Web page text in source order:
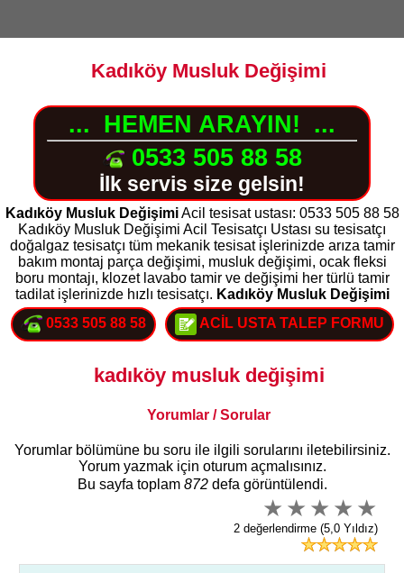
Kadıköy Musluk Değişimi
... HEMEN ARAYIN! ...
0533 505 88 58
İlk servis size gelsin!
Kadıköy Musluk DeğişimiAcil tesisat ustası: 0533 505 88 58
Kadıköy Musluk Değişimi Acil Tesisatçı Ustası su tesisatçı
doğalgaz tesisatçı tüm mekanik tesisat işlerinizde arıza tamir
bakım montaj parça değişimi, musluk değişimi, ocak fleksi
boru montajı, klozet lavabo tamir ve değişimi her türlü tamir
tadilat işlerinizde hızlı tesisatçı. Kadıköy Musluk Değişimi
0533 505 88 58
ACİL USTA TALEP FORMU
kadıköy musluk değişimi
Yorumlar / Sorular
Yorumlar bölümüne bu soru ile ilgili sorularını iletebilirsiniz.
Yorum yazmak için oturum açmalısınız.
Bu sayfa toplam 872defa görüntülendi.
2 değerlendirme (5,0 Yıldız)